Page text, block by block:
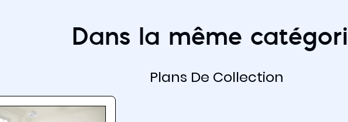
Dans la même
Plans De Collection